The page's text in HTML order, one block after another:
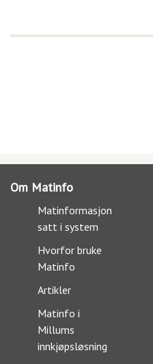
Om Matinfo
Matinformasjon
satt i system
Hvorfor bruke
Matinfo
Artikler
Matinfo i
Millums
innkjøpsløsning